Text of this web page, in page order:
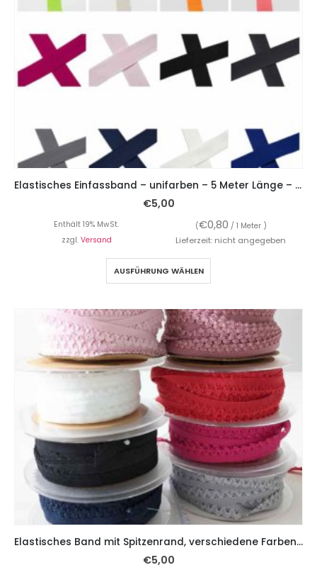
Elastisches Einfassband – unifarben – 5 Meter Länge – viele Farben
€5,00
Enthält 19% MwSt. (€0,80 / 1 Meter )
zzgl. Versand Lieferzeit: nicht angegeben
AUSFÜHRUNG WÄHLEN
Elastisches Band mit Spitzenrand, verschiedene Farben – 5 Meter
€5,00